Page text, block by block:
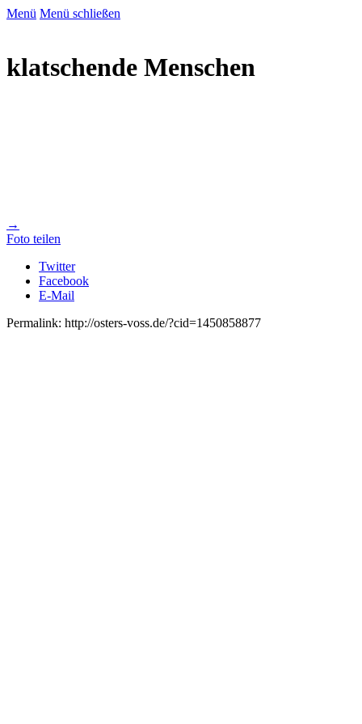
Menü Menü schließen
klatschende Menschen
→
Foto teilen
Twitter
Facebook
E-Mail
Permalink: http://osters-voss.de/?cid=1450858877